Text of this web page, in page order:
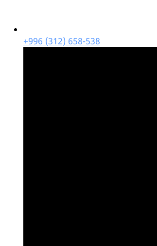
+996 (312) 658-538